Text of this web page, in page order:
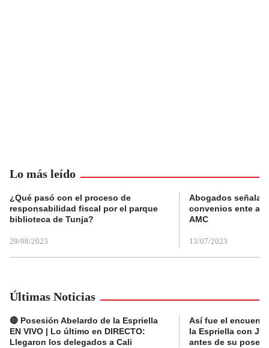
Lo más leído
¿Qué pasó con el proceso de
responsabilidad fiscal por el parque
biblioteca de Tunja?
29/08/2023
Abogados
convenios ente
AMC
13/07/2023
Últimas Noticias
🔴 Posesión Abelardo de la Espriella
EN VIVO | Lo último en DIRECTO:
Llegaron los delegados a Cali
Así fue el
la Espriella con
antes de su